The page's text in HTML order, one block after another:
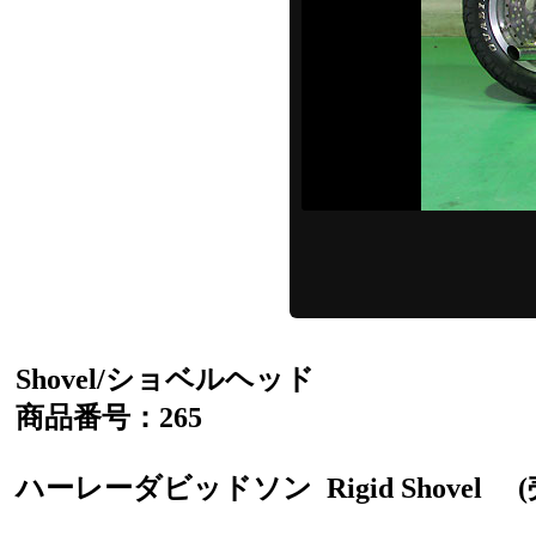
Shovel/ショベルヘッド
商品番号：265
ハーレーダビッドソン Rigid Shovel (